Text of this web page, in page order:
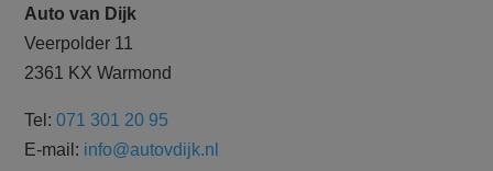
Auto van Dijk
Veerpolder 11
2361 KX Warmond
Tel:071 301 20 95
E-mail: info@autovdijk.nl